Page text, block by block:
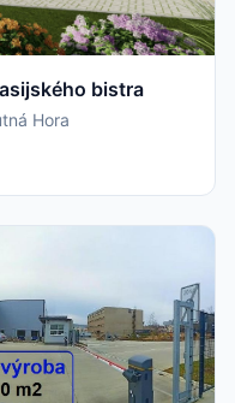
bistra
Hora